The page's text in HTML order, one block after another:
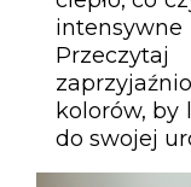
kolorów, by
do swojej